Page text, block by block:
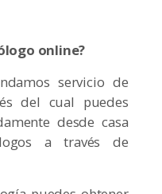
online?
servicio de
del cual puedes
desde casa
a través de